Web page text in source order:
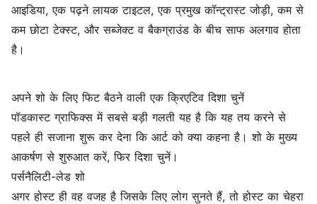
आइडिया, एक पढ़ने लायक टाइटल, एक प्रमुख कॉन्ट्रास्ट जोड़ी, कम से
कम छोटा टेक्स्ट, और सब्जेक्ट व बैकग्राउंड के बीच साफ अलगाव होता
है।
अपने शो के लिए फिट बैठने वाली एक क्रिएटिव दिशा चुनें
पॉडकास्ट ग्राफिक्स में सबसे बड़ी गलती यह है कि यह तय करने से
पहले ही सजाना शुरू कर देना कि आर्ट को क्या कहना है। शो के मुख्य
आकर्षण से शुरुआत करें, फिर दिशा चुनें।
पर्सनैलिटी-लेड शो
अगर होस्ट ही वह वजह है जिसके लिए लोग सुनते हैं, तो होस्ट का चेहरा